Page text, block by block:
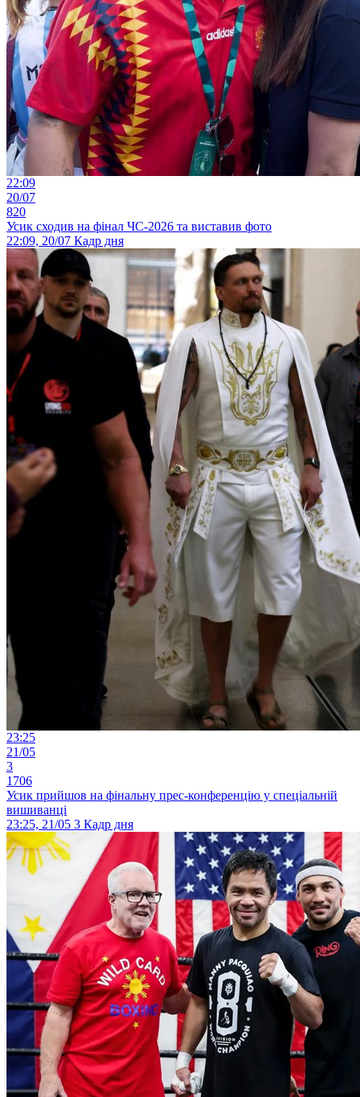
22:09
20/07
820
Усик сходив на фінал ЧС-2026 та виставив фото
22:09, 20/07 Кадр дня
23:25
21/05
3
1706
Усик прийшов на фінальну прес-конференцію у спеціальній
вишиванці
23:25, 21/05 3 Кадр дня